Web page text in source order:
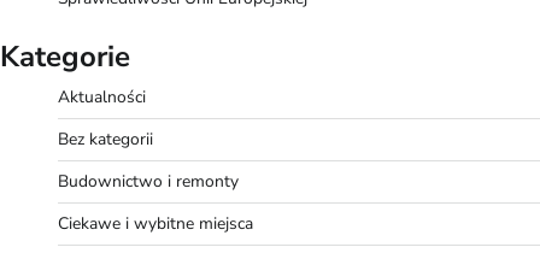
Kategorie
Aktualności
Bez kategorii
Budownictwo i remonty
Ciekawe i wybitne miejsca